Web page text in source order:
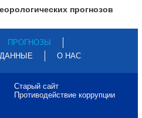
прогнозов
ПРОГНОЗЫ
О НАС
Старый сайт
Противодействие коррупции